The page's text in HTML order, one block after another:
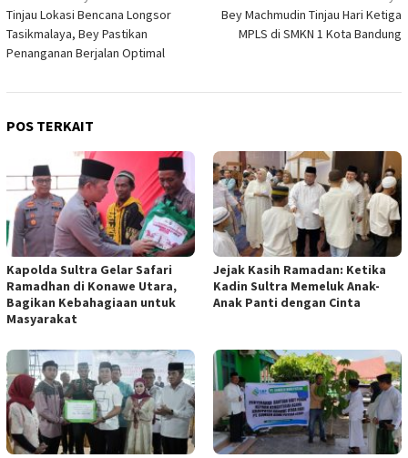
pos
Tinjau Lokasi Bencana Longsor
Tasikmalaya, Bey Pastikan
Penanganan Berjalan Optimal
Bey Machmudin Tinjau Hari Ketiga
MPLS di SMKN 1 Kota Bandung
POS TERKAIT
Kapolda Sultra Gelar Safari
Ramadhan di Konawe Utara,
Bagikan Kebahagiaan untuk
Masyarakat
Jejak Kasih Ramadan: Ketika
Kadin Sultra Memeluk Anak-
Anak Panti dengan Cinta